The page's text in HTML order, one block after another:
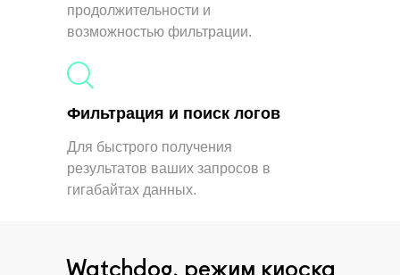
Фильтрация и поиск логов
Для быстрого получения
результатов ваших запросов в
гигабайтах данных.
продолжительности и
возможностью фильтрации.
Watchdog, режим киоска